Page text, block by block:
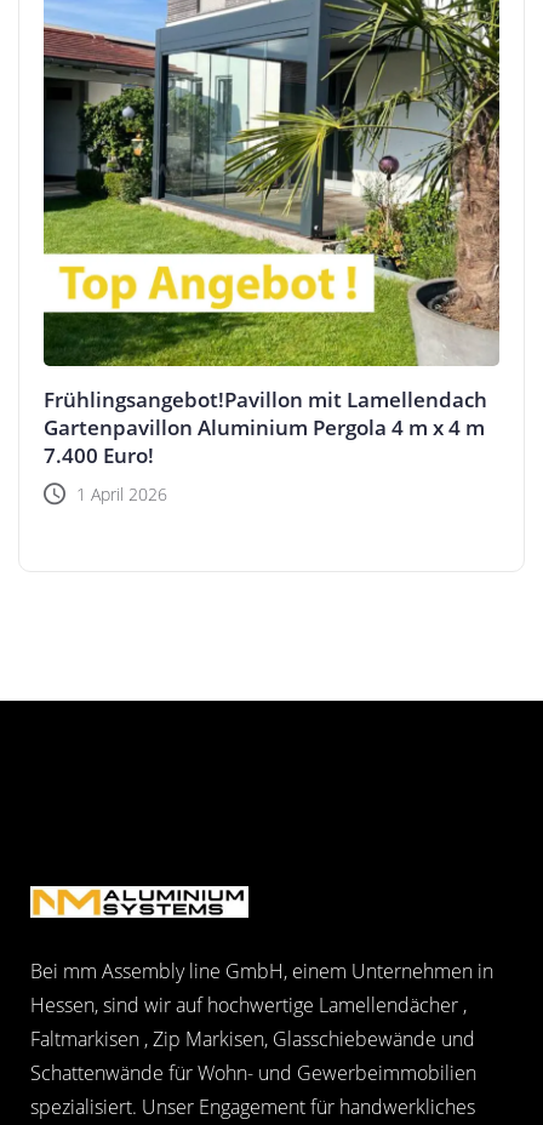
Frühlingsangebot!Pavillon mit Lamellendach
Gartenpavillon Aluminium Pergola 4 m x 4 m
7.400 Euro!
1 April 2026
Bei mm Assembly line GmbH, einem Unternehmen in
Hessen, sind wir auf hochwertige Lamellendächer ,
Faltmarkisen , Zip Markisen, Glasschiebewände und
Schattenwände für Wohn- und Gewerbeimmobilien
spezialisiert. Unser Engagement für handwerkliches